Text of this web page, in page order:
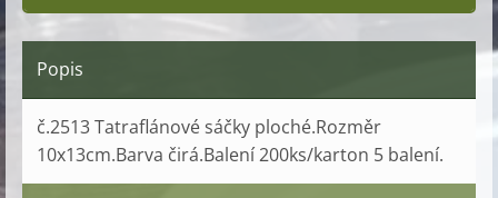
Popis
č.2513 Tatraflánové sáčky ploché.Rozměr
10x13cm.Barva čirá.Balení 200ks/karton 5 balení.